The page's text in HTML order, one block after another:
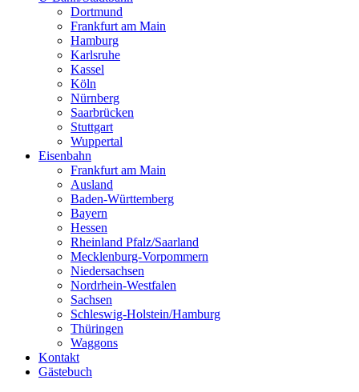
Dortmund
Frankfurt am Main
Hamburg
Karlsruhe
Kassel
Köln
Nürnberg
Saarbrücken
Stuttgart
Wuppertal
Eisenbahn
Frankfurt am Main
Ausland
Baden-Württemberg
Bayern
Hessen
Rheinland Pfalz/Saarland
Mecklenburg-Vorpommern
Niedersachsen
Nordrhein-Westfalen
Sachsen
Schleswig-Holstein/Hamburg
Thüringen
Waggons
Kontakt
Gästebuch